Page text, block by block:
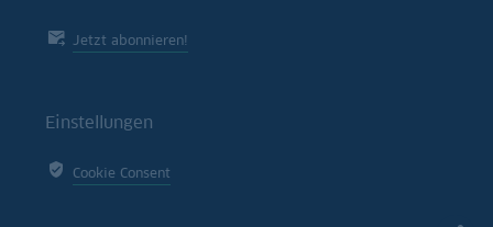
Jetzt abonnieren!
Einstellungen
Cookie Consent